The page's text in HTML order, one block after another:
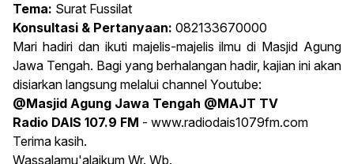
Tema: Surat Fussilat
Konsultasi & Pertanyaan: 082133670000
Mari hadiri dan ikuti majelis-majelis ilmu di Masjid Agung
Jawa Tengah. Bagi yang berhalangan hadir, kajian ini akan
disiarkan langsung melalui channel Youtube:
@Masjid Agung Jawa Tengah @MAJT TV
Radio DAIS 107.9 FM - www.radiodais1079fm.com
Terima kasih.
Wassalamu'alaikum Wr. Wb.